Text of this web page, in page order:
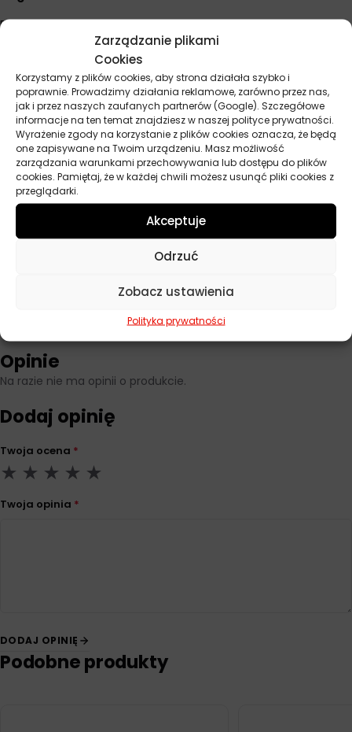
Zarządzanie plikami
Cookies
Korzystamy z plików cookies, aby strona działała szybko i
poprawnie. Prowadzimy działania reklamowe, zarówno przez nas,
jak i przez naszych zaufanych partnerów (Google). Szczegółowe
informacje na ten temat znajdziesz w naszej polityce prywatności.
Wyrażenie zgody na korzystanie z plików cookies oznacza, że będą
one zapisywane na Twoim urządzeniu. Masz możliwość
zarządzania warunkami przechowywania lub dostępu do plików
cookies. Pamiętaj, że w każdej chwili możesz usunąć pliki cookies z
przeglądarki.
Akceptuje
Odrzuć
Zobacz ustawienia
Polityka prywatności
Przed użyciem pasty na całej powierzchni felgi, przetestuj
produkt na małym, mniej widocznym fragmencie, aby upewnić
się, że nie powoduje zarysowań. Do trudno dostępnych miejsc,
jak np. przestrzenie między ramionami felgi, używaj starej
szczoteczki do zębów z niewielką ilością pasty. Stosuj pastę
regularnie co 2-3 miesiące, aby zapobiegać gromadzeniu się
uporczywych zabrudzeń i utrzymać felgi w dobrym stanie na
dłużej.
Parametry techniczne
150 ml
Autoland
Opinie
Na razie nie ma opinii o produkcie.
Dodaj opinię
Twoja ocena *
Twoja opinia *
DODAJ OPINIĘ
Podobne produkty